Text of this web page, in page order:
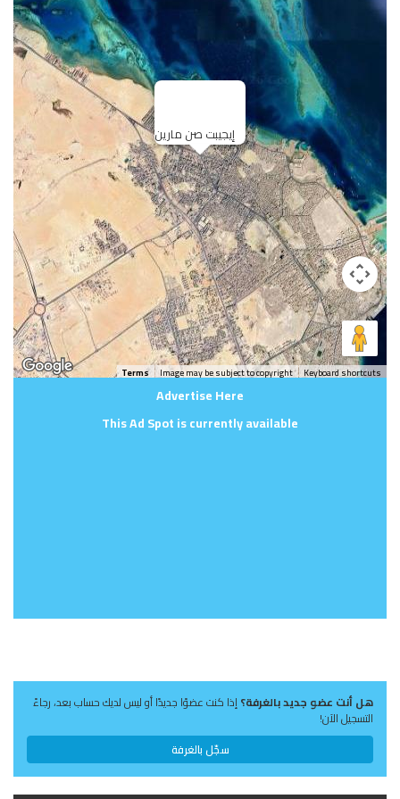
إيجيبت صن مارين
Keyboard shortcuts
Image may be subject to copyright
Terms
Advertise Here
This Ad Spot is currently available
هل أنت عضو جديد بالغرفة؟إذا كنت عضوًا جديدًا أو ليس لديك حساب بعد، رجاءً
التسجيل الآن!
سجّل بالغرفة